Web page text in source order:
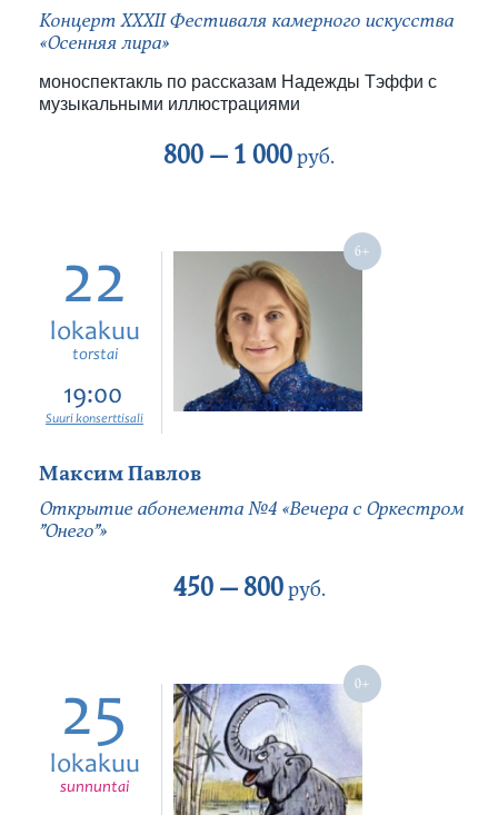
Концерт XXXII Фестиваля камерного искусства
«Осенняя лира»
моноспектакль по рассказам Надежды Тэффи с
музыкальными иллюстрациями
800 —1 000руб.
22
lokakuu
torstai
19:00
Suuri konserttisali
Максим Павлов
Открытие абонемента №4 «Вечера с Оркестром
”Онего”»
450 — 800руб.
25
lokakuu
sunnuntai